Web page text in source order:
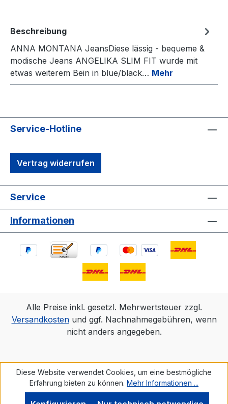
Beschreibung
ANNA MONTANA JeansDiese lässig - bequeme &
modische Jeans ANGELIKA SLIM FIT wurde mit
etwas weiterem Bein in blue/black… Mehr
Service-Hotline
Vertrag widerrufen
Service
Informationen
Alle Preise inkl. gesetzl. Mehrwertsteuer zzgl.
Versandkostenund ggf. Nachnahmegebühren, wenn
nicht anders angegeben.
Diese Website verwendet Cookies, um eine bestmögliche
Erfahrung bieten zu können. Mehr Informationen ...